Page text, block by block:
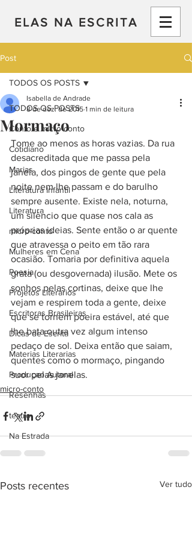
ELAS NA ESCRITA
Post
TODOS OS POSTS
Conto e micro-conto
Cotidiano
Marias
Literatura Infantil
Literatura
micro-conto
Mulheres em Cena
Poesia
Projetos Literarios
Escritoras Brasileiras
Dicas de Escrita
Materias Literarias
Produçao Autoral
Resenhas
teatro
Na Estrada
TODOS OS POSTS
Mormaço
Isabella de Andrade
8 de dez. de 2015 1 min de leitura
Tome ao menos as horas vazias. Da rua
desacreditada que me passa pela
janela, dos pingos de gente que pela
noite nem lhe passam e do barulho
sempre ausente. Existe nela, noturna,
um silêncio que quase nos cala as
próprias ideias. Sente então o ar quente
que atravessa o peito em tão rara
ocasião. Tomaria por definitiva aquela
grata (ou desgovernada) ilusão. Mete os
sonhos pelas cortinas, deixe que lhe
vejam e respirem toda a gente, deixe
que se tornem poeira estável, até que
lhe bata outra vez algum intenso
pedaço de sol. Deixa então que saiam,
quentes como o mormaço, pingando
suor pelas janelas.
micro-conto
Posts recentes Ver tudo